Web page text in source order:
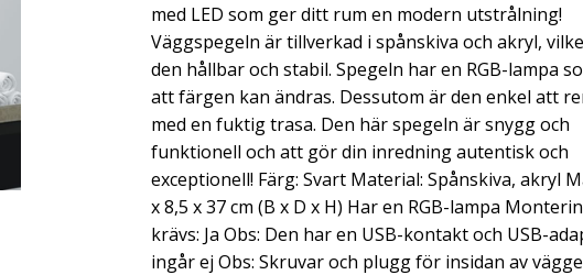
med LED som ger ditt rum en modern utstrålning!
Väggspegeln är tillverkad i spånskiva och akryl,
den hållbar och stabil. Spegeln har en RGB-lampa
att färgen kan ändras. Dessutom är den enkel att
med en fuktig trasa. Den här spegeln är snygg och
funktionell och att gör din inredning autentisk och
exceptionell! Färg: Svart Material: Spånskiva, akryl
x 8,5 x 37 cm (B x D x H) Har en RGB-lampa
krävs: Ja Obs: Den har en USB-kontakt och USB-
ingår ej Obs: Skruvar och plugg för insidan av